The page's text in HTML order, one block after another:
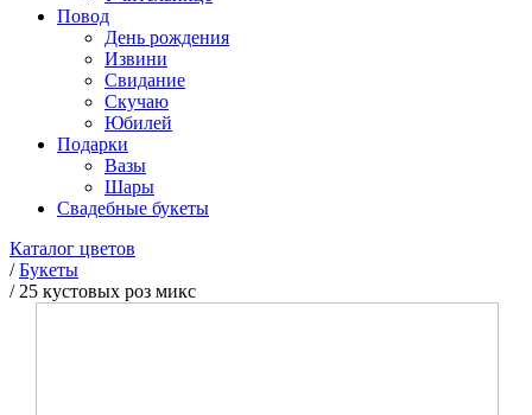
Повод
День рождения
Извини
Свидание
Скучаю
Юбилей
Подарки
Вазы
Шары
Свадебные букеты
Каталог цветов
/Букеты
/ 25 кустовых роз микс